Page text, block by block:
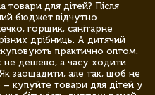
товари для дітей? Після
бюджет відчутно
горщик, санітарне
дрібниць. А дитячий
практично оптом.
не дешево, а часу ходити
заощадити, але так, щоб не
– купуйте товари для дітей у